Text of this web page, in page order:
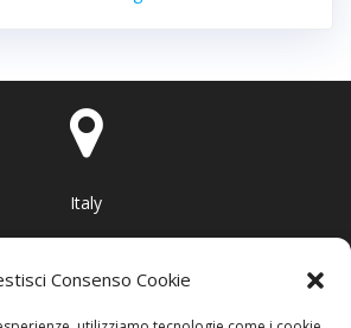
Consenso Cookie
Italy